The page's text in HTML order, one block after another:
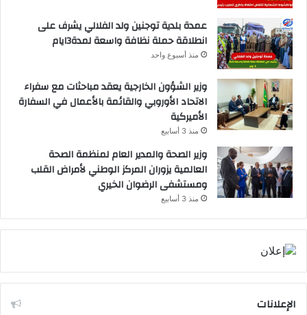
عمدة بلدية توجنين ولد الفلالي يشرف على
انطلاقة حملة نظافة واسعة لمدة3ايام
منذ أسبوع واحد
وزير الشؤون الخارجية يعقد مباحثات مع سفراء
الاتحاد الأوروبي والقائمة بالأعمال في السفارة
الأميركية
منذ 3 أسابيع
وزير الصحة والمدير العام لمنظمة الصحة
العالمية يزوران المركز الوطني لأمراض القلب
ومستشفى الرضوان الخيري
منذ 3 أسابيع
الإعلانات